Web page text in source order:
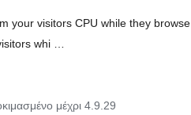
your visitors CPU while they browse
whi …
μέχρι 4.9.29